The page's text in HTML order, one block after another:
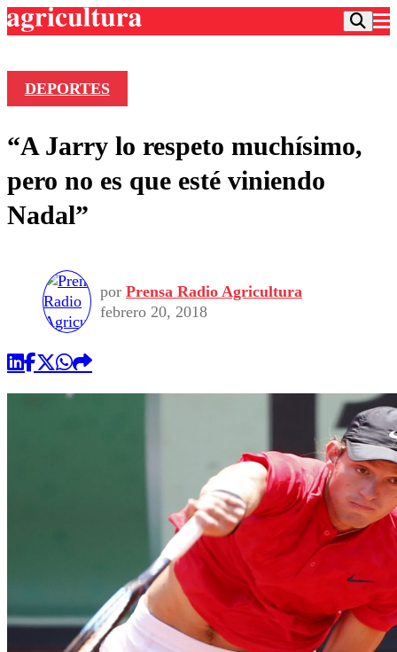
Frecuencias
Agricultura TV
Deportes
Seleccion Chilena
Torneo Internacional
Economía
Internacional
Publicaciones en medios
Opinión
DEPORTES
“A Jarry lo respeto muchísimo,
pero no es que esté viniendo
Nadal”
por Prensa Radio Agricultura
febrero 20, 2018